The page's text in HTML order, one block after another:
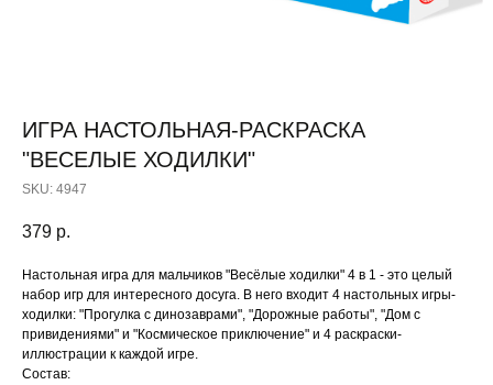
ИГРА НАСТОЛЬНАЯ-РАСКРАСКА
"ВЕСЕЛЫЕ ХОДИЛКИ"
SKU: 4947
379 р.
Настольная игра для мальчиков "Весёлые ходилки" 4 в 1 - это целый
набор игр для интересного досуга. В него входит 4 настольных игры-
ходилки: "Прогулка с динозаврами", "Дорожные работы", "Дом с
привидениями" и "Космическое приключение" и 4 раскраски-
иллюстрации к каждой игре.
Состав: